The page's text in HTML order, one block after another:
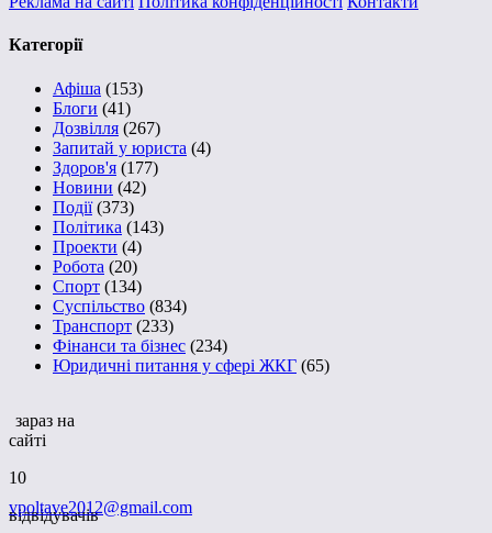
Категорії
Афіша (153)
Блоги (41)
Дозвілля (267)
Запитай у юриста (4)
Здоров'я (177)
Новини (42)
Події(373)
Політика (143)
Проекти (4)
Робота (20)
Спорт (134)
Суспільство (834)
Транспорт (233)
Фінанси та бізнес (234)
Юридичні питання у сфері ЖКГ (65)
зараз на
сайті
10
відвідувачів
vpoltave2012@gmail.com